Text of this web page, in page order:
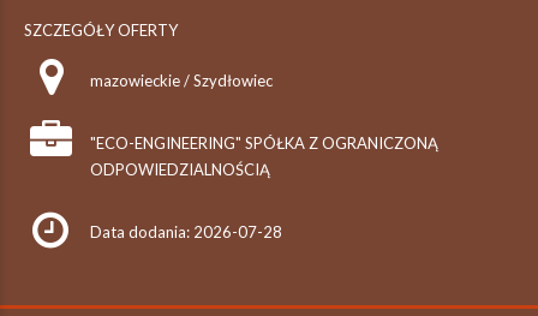
SZCZEGÓŁY OFERTY
mazowieckie / Szydłowiec
"ECO-ENGINEERING" SPÓŁKA Z OGRANICZONĄ
ODPOWIEDZIALNOŚCIĄ
Data dodania: 2026-07-28